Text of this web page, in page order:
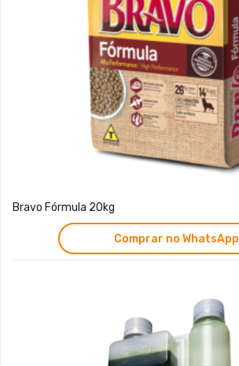
Bravo Fórmula 20kg
Comprar no WhatsApp